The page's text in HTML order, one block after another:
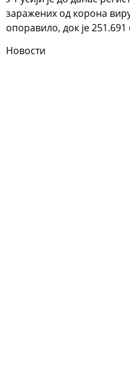
заражених од корона
опоравило, док је
Новости